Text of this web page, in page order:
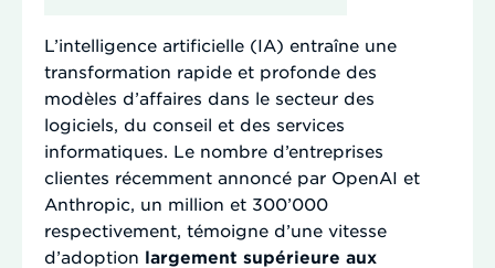
L’intelligence artificielle (IA) entraîne une
transformation rapide et profonde des
modèles d’affaires dans le secteur des
logiciels, du conseil et des services
informatiques. Le nombre d’entreprises
clientes récemment annoncé par OpenAI et
Anthropic, un million et 300’000
respectivement, témoigne d’une vitesse
d’adoption largement supérieure aux